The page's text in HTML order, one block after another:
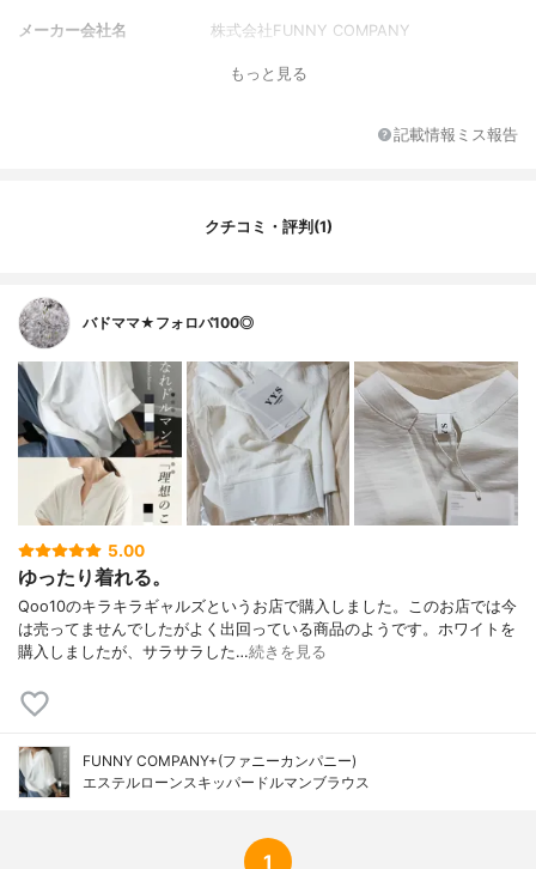
メーカー会社名 株式会社FUNNY COMPANY
もっと見る
記載情報ミス報告
クチコミ・評判(1)
バドママ★フォロバ100◎
5.00
ゆったり着れる。
Qoo10のキラキラギャルズというお店で購入しました。このお店では今
は売ってませんでしたがよく出回っている商品のようです。ホワイトを
購入しましたが、サラサラした…続きを見る
FUNNY COMPANY+(ファニーカンパニー)
エステルローンスキッパードルマンブラウス
1